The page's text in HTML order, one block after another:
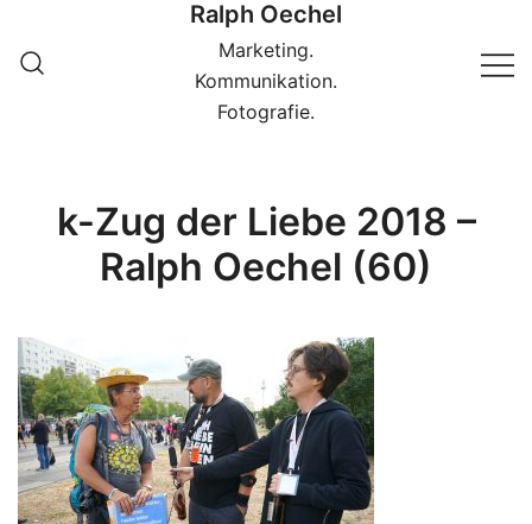
zum
Inhalt
Ralph Oechel
Marketing.
Kommunikation.
Fotografie.
k-Zug der Liebe 2018 –
Ralph Oechel (60)